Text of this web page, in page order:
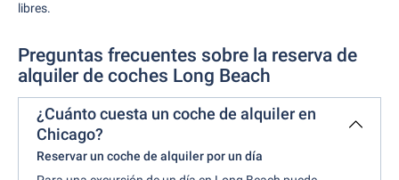
libres.
Preguntas frecuentes sobre la reserva de
alquiler de coches Long Beach
¿Cuánto cuesta un coche de alquiler en
Chicago?
Reservar un coche de alquiler por un día